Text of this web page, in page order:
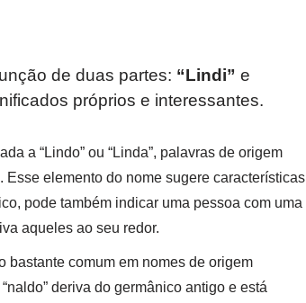
de duas partes: “Lindi” e
próprios e interessantes.
a “Lindo” ou “Linda”, palavras de origem
Esse elemento do nome sugere características
pode também indicar uma pessoa com uma
aqueles ao seu redor.
bastante comum em nomes de origem
deriva do germânico antigo e está